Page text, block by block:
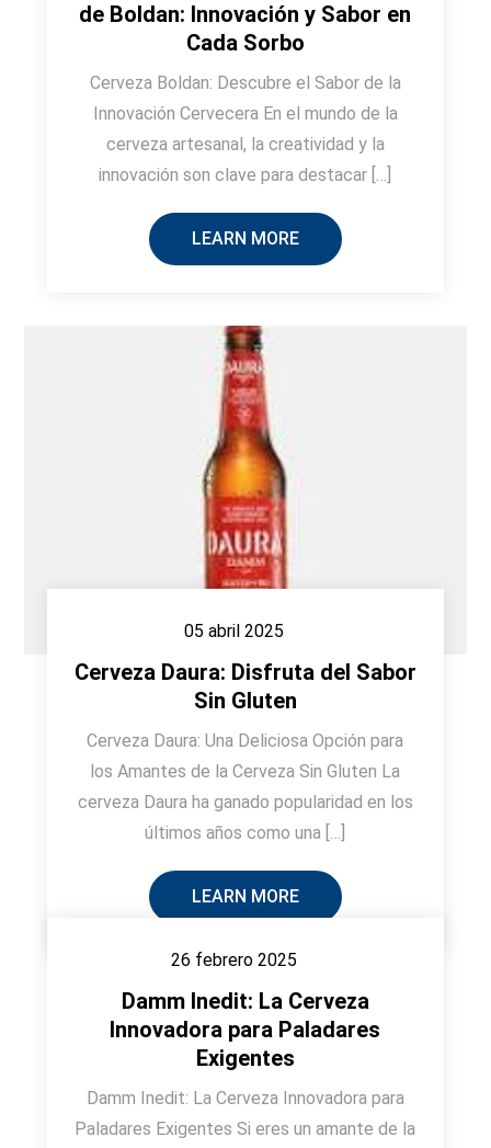
de Boldan: Innovación y Sabor en
Cada Sorbo
Cerveza Boldan: Descubre el Sabor de la
Innovación Cervecera En el mundo de la
cerveza artesanal, la creatividad y la
innovación son clave para destacar […]
LEARN MORE
05 abril 2025
Cerveza Daura: Disfruta del Sabor
Sin Gluten
Cerveza Daura: Una Deliciosa Opción para
los Amantes de la Cerveza Sin Gluten La
cerveza Daura ha ganado popularidad en los
últimos años como una […]
LEARN MORE
26 febrero 2025
Damm Inedit: La Cerveza
Innovadora para Paladares
Exigentes
Damm Inedit: La Cerveza Innovadora para
Paladares Exigentes Si eres un amante de la